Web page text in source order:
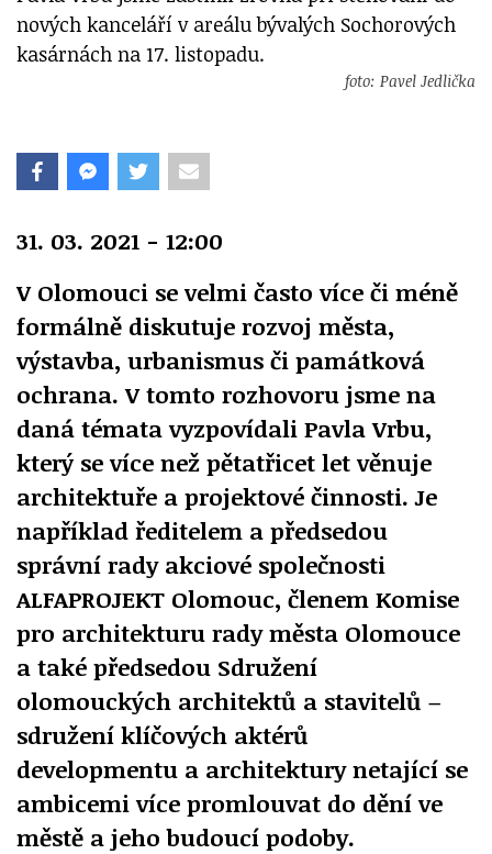
nových kanceláří v areálu bývalých Sochorových
kasárnách na 17. listopadu.
foto: Pavel Jedlička
31. 03. 2021 - 12:00
V Olomouci se velmi často více či méně
formálně diskutuje rozvoj města,
výstavba, urbanismus či památková
ochrana. V tomto rozhovoru jsme na
daná témata vyzpovídali Pavla Vrbu,
který se více než pětatřicet let věnuje
architektuře a projektové činnosti. Je
například ředitelem a předsedou
správní rady akciové společnosti
ALFAPROJEKT Olomouc, členem Komise
pro architekturu rady města Olomouce
a také předsedou Sdružení
olomouckých architektů a stavitelů –
sdružení klíčových aktérů
developmentu a architektury netající se
ambicemi více promlouvat do dění ve
městě a jeho budoucí podoby.